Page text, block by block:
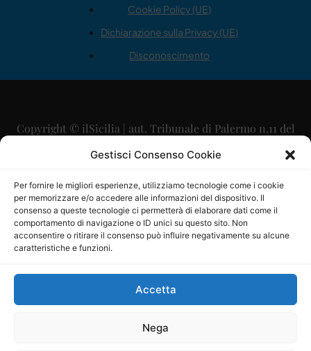
Gestisci Consenso Cookie
Per fornire le migliori esperienze, utilizziamo tecnologie come i cookie
per memorizzare e/o accedere alle informazioni del dispositivo. Il
consenso a queste tecnologie ci permetterà di elaborare dati come il
comportamento di navigazione o ID unici su questo sito. Non
acconsentire o ritirare il consenso può influire negativamente su alcune
caratteristiche e funzioni.
Accetta
Nega
Cookie Policy (UE)
Dichiarazione sulla Privacy (UE)
Disconoscimento
Copyright © ilSicilia | aut. Tribunale di Palermo n.11 del
29/09/2015
Direttore Editoriale: Maurizio Scaglione
Direttore Responsabile: Maria Calabrese
P.IVA: 06334930820
Mercurio Comunicazione Società Cooperativa a r.l. è
iscritta al Registro degli Operatori di Comunicazione al